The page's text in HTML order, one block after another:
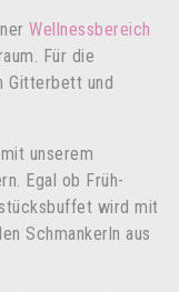
Wellnessbereich
Für die
Gitterbett und
unserem
Egal ob Früh-
wird mit
Schmankerln aus